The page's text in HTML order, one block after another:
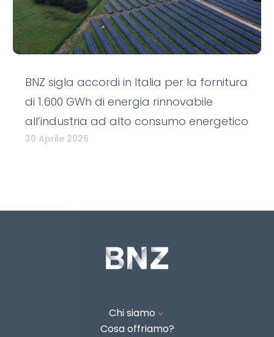
BNZ sigla accordi in Italia per la fornitura
di 1.600 GWh di energia rinnovabile
all’industria ad alto consumo energetico
30 Aprile 2026
Chi siamo 3
Cosa offriamo?